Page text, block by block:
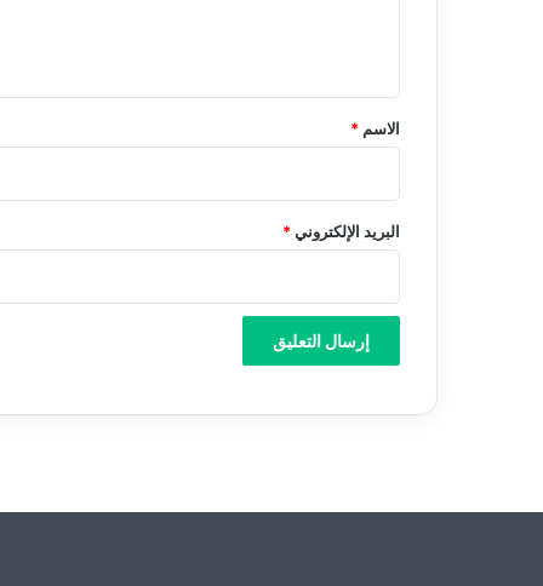
*
الاسم *
البريد الإلكتروني*